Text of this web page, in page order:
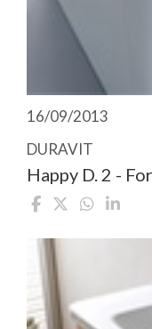
16/09/2013
DURAVIT
Happy D. 2 -